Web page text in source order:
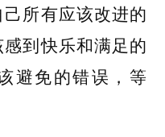
所有应该改进的
到快乐和满足的
避免的错误，等